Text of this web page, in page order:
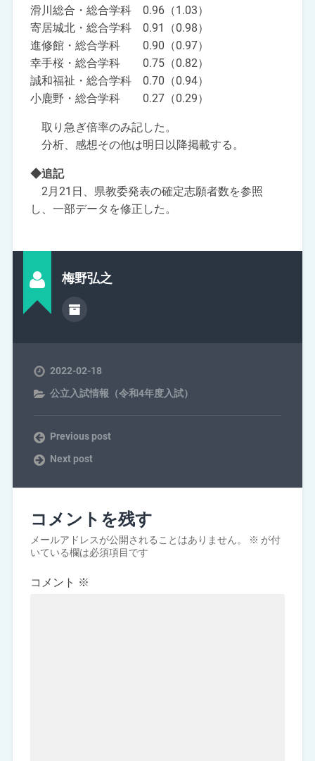
滑川総合・総合学科 0.96（1.03）
寄居城北・総合学科 0.91（0.98）
進修館・総合学科 0.90（0.97）
幸手桜・総合学科 0.75（0.82）
誠和福祉・総合学科 0.70（0.94）
小鹿野・総合学科 0.27（0.29）
取り急ぎ倍率のみ記した。
分析、感想その他は明日以降掲載する。
◆追記
2月21日、県教委発表の確定志願者数を参照
し、一部データを修正した。
梅野弘之
2022-02-18
公立入試情報（令和4年度入試）
Previous post
Next post
コメントを残す
メールアドレスが公開されることはありません。 ※ が付
いている欄は必須項目です
コメント ※